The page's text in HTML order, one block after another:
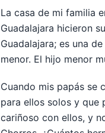
La casa de mi familia
Guadalajara hicieron
Guadalajara; es una
menor. El hijo menor
Cuando mis papás se
para ellos solos y que
cariñoso con ellos, y